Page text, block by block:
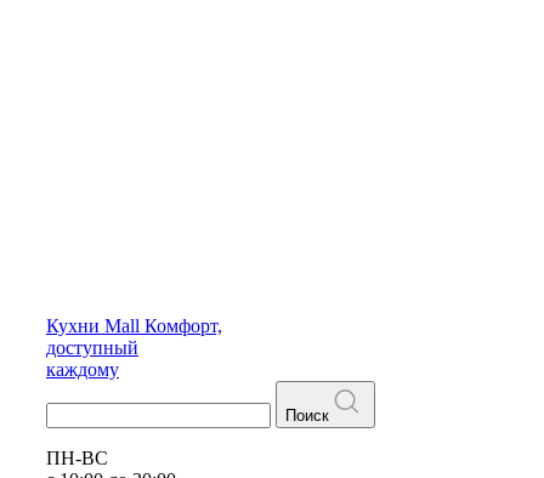
Кухни Mall Комфорт,
доступный
каждому
Поиск
ПН-ВС